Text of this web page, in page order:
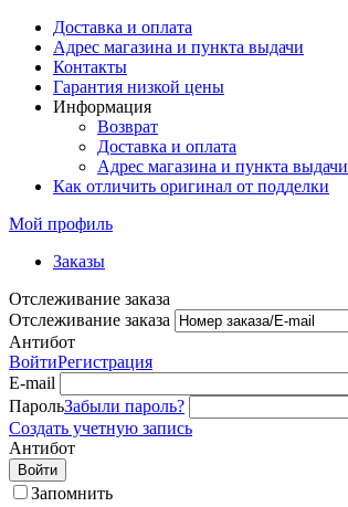
Доставка и оплата
Адрес магазина и пункта выдачи
Контакты
Гарантия низкой цены
Информация
Возврат
Доставка и оплата
Адрес магазина и пункта выдачи
Как отличить оригинал от подделки
Мой профиль
Заказы
Отслеживание заказа
Отслеживание заказа
Антибот
ВойтиРегистрация
E-mail
ПарольЗабыли пароль?
Создать учетную запись
Антибот
Войти
Запомнить